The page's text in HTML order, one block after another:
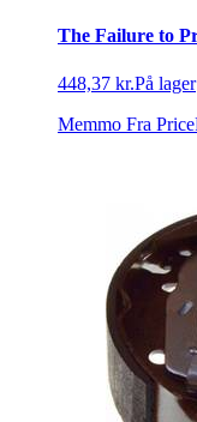
The Failure to
448,37 kr.På lager
Memmo Fra